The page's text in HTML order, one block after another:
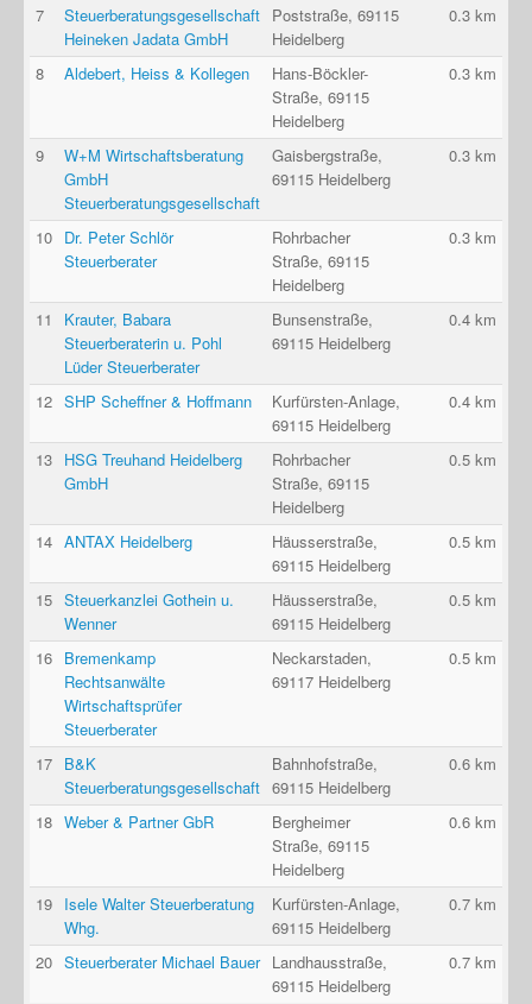
7
Steuerberatungsgesellschaft
Heineken Jadata GmbH
Poststraße, 69115
Heidelberg
0.3 km
8 Aldebert, Heiss & Kollegen
Hans-Böckler-
Straße, 69115
Heidelberg
0.3 km
9
W+M Wirtschaftsberatung
GmbH
Steuerberatungsgesellschaft
Gaisbergstraße,
69115 Heidelberg
0.3 km
10 Dr. Peter Schlör
Steuerberater
Rohrbacher
Straße, 69115
Heidelberg
0.3 km
11
Krauter, Babara
Steuerberaterin u. Pohl
Lüder Steuerberater
Bunsenstraße,
69115 Heidelberg
0.4 km
12 SHP Scheffner & Hoffmann
Kurfürsten-Anlage,
69115 Heidelberg
0.4 km
13 HSG Treuhand Heidelberg
GmbH
Rohrbacher
Straße, 69115
Heidelberg
0.5 km
14 ANTAX Heidelberg
Häusserstraße,
69115 Heidelberg
0.5 km
15 Steuerkanzlei Gothein u.
Wenner
Häusserstraße,
69115 Heidelberg
0.5 km
16 Bremenkamp
Rechtsanwälte
Wirtschaftsprüfer
Steuerberater
Neckarstaden,
69117 Heidelberg
0.5 km
17 B&K
Steuerberatungsgesellschaft
Bahnhofstraße,
69115 Heidelberg
0.6 km
18 Weber & Partner GbR
Bergheimer
Straße, 69115
Heidelberg
0.6 km
19 Isele Walter Steuerberatung
Whg.
Kurfürsten-Anlage,
69115 Heidelberg
0.7 km
20 Steuerberater Michael Bauer Landhausstraße,
69115 Heidelberg
0.7 km